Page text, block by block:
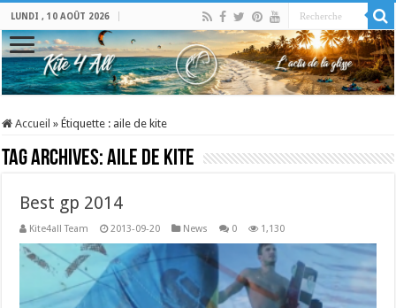
LUNDI , 10 AOÛT 2026
Accueil » Étiquette : aile de kite
Tag Archives:aile de kite
Best gp 2014
Kite4all Team 2013-09-20 News 0 1,130